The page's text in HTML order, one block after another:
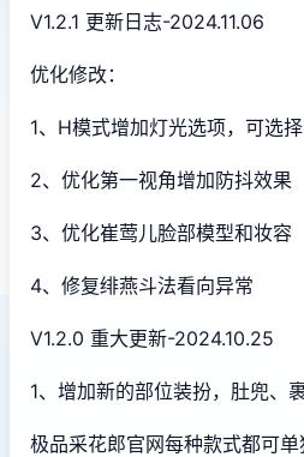
V1.2.1 更新日志-2024.11.06
优化修改：
1、H模式增加灯光选项，可选
2、优化第一视角增加防抖效果
3、优化崔莺儿脸部模型和妆容
4、修复绯燕斗法看向异常
V1.2.0 重大更新-2024.10.25
1、增加新的部位装扮，肚兜、
极品采花郎官网每种款式都可